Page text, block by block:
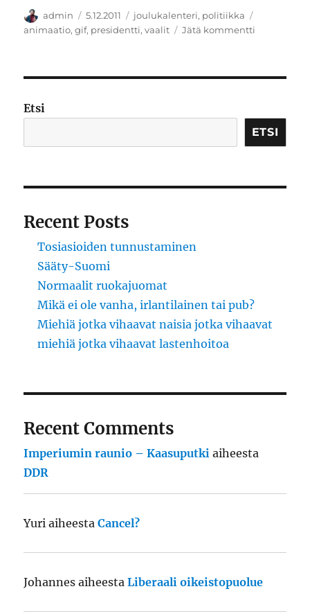
Kirjoittaja
admin Julkaistu
5.12.2011 Kategoriat
joulukalenteri, politiikka
animaatio,gif, presidentti,vaalit Jätä kommentti
Etsi
ETSI
Recent Posts
Tosiasioiden tunnustaminen
Sääty-Suomi
Normaalit ruokajuomat
Mikä ei ole vanha, irlantilainen tai pub?
Miehiä jotka vihaavat naisia jotka vihaavat
miehiä jotka vihaavat lastenhoitoa
Recent Comments
Imperiumin raunio – Kaasuputki aiheesta
DDR
Yuri aiheestaCancel?
Johannes aiheestaLiberaali oikeistopuolue